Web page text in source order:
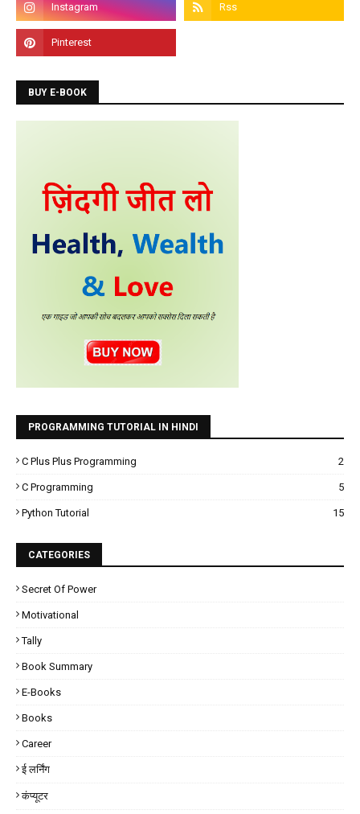
BUY E-BOOK
PROGRAMMING TUTORIAL IN HINDI
C Plus Plus Programming 2
C Programming 5
Python Tutorial 15
CATEGORIES
Secret Of Power
Motivational
Tally
Book Summary
E-Books
Books
Career
ई लर्निंग
कंप्यूटर